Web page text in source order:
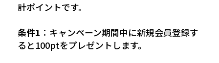
計ポイントです。
条件1 ：キャンペーン期間中に新規会員登録す
ると100ptをプレゼントします。